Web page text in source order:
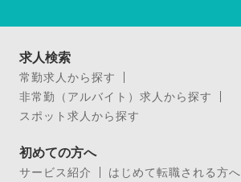
求人検索
常勤求人から探す
非常勤（アルバイト）求人から探す
スポット求人から探す
初めての方へ
サービス紹介
はじめて転職される方へ